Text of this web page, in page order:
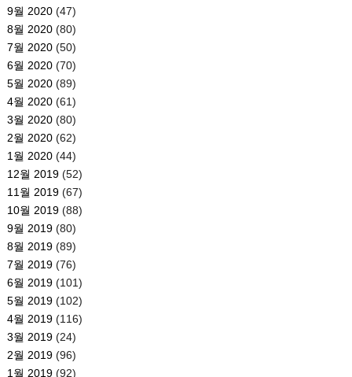
9월 2020(47)
8월 2020(80)
7월 2020(50)
6월 2020(70)
5월 2020(89)
4월 2020(61)
3월 2020(80)
2월 2020(62)
1월 2020(44)
12월 2019(52)
11월 2019(67)
10월 2019(88)
9월 2019(80)
8월 2019(89)
7월 2019(76)
6월 2019(101)
5월 2019(102)
4월 2019(116)
3월 2019(24)
2월 2019(96)
1월 2019(92)